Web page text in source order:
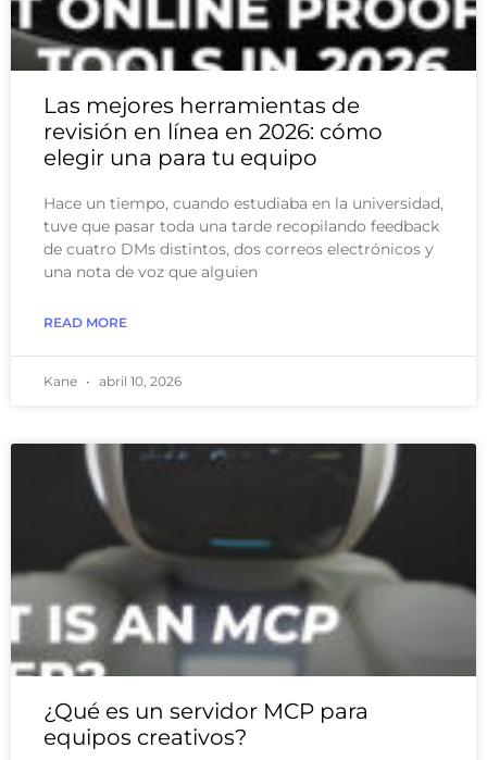
Las mejores herramientas de
revisión en línea en 2026: cómo
elegir una para tu equipo
Hace un tiempo, cuando estudiaba en la universidad,
tuve que pasar toda una tarde recopilando feedback
de cuatro DMs distintos, dos correos electrónicos y
una nota de voz que alguien
READ MORE
Kane abril 10, 2026
¿Qué es un servidor MCP para
equipos creativos?